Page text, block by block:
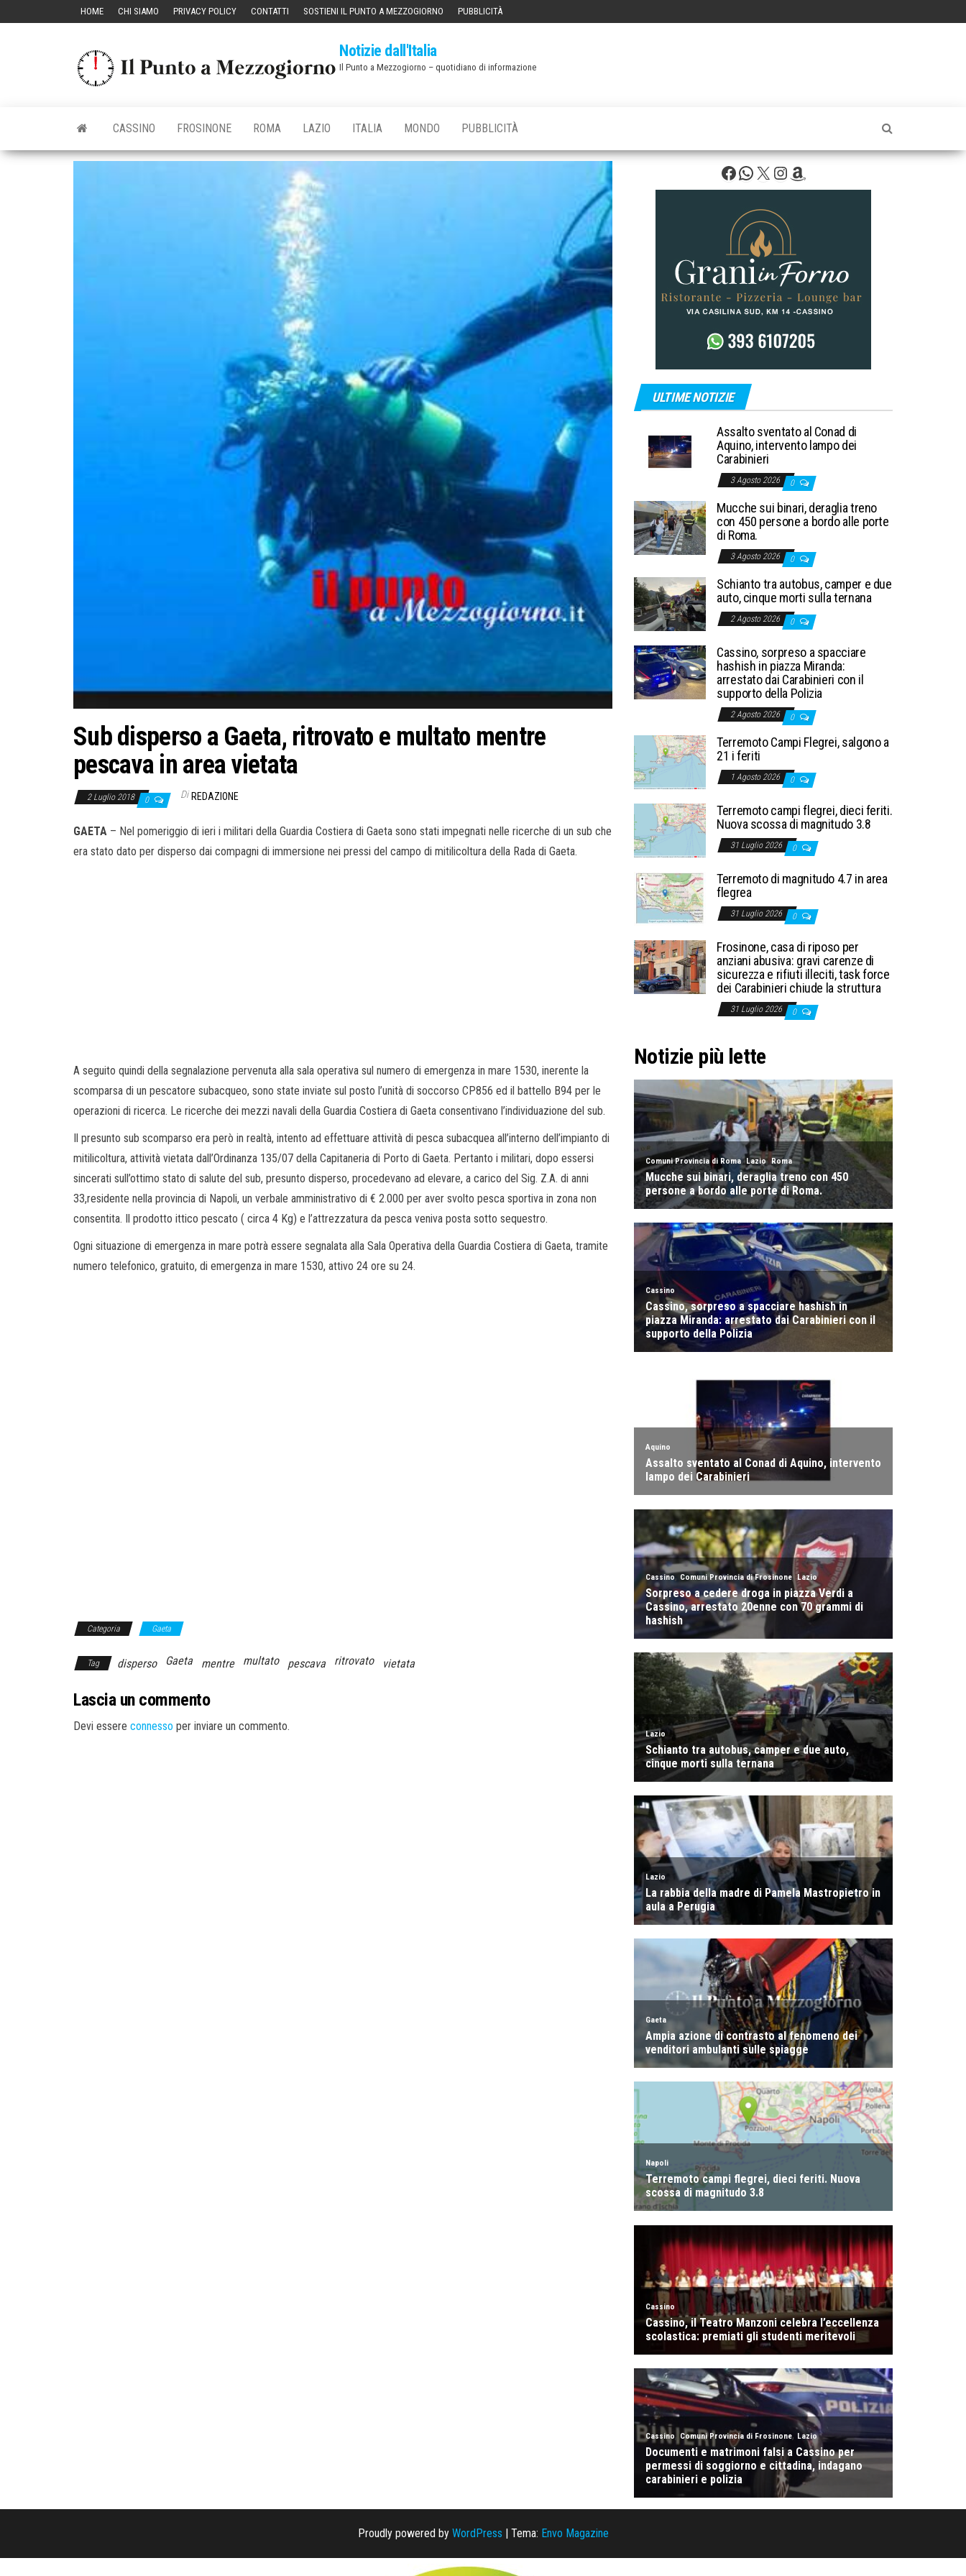
HOME CHI SIAMO PRIVACY POLICY CONTATTI SOSTIENI IL PUNTO A MEZZOGIORNO PUBBLICITÀ
Notizie dall'Italia
Il Punto a Mezzogiorno – quotidiano di informazione
CASSINO FROSINONE ROMA LAZIO ITALIA MONDO PUBBLICITÀ
Sub disperso a Gaeta, ritrovato e multato mentre
pescava in area vietata
2 Luglio 2018 0 Di REDAZIONE
GAETA – Nel pomeriggio di ieri i militari della Guardia Costiera di Gaeta sono stati impegnati nelle ricerche di un sub che
era stato dato per disperso dai compagni di immersione nei pressi del campo di mitilicoltura della Rada di Gaeta.
A seguito quindi della segnalazione pervenuta alla sala operativa sul numero di emergenza in mare 1530, inerente la
scomparsa di un pescatore subacqueo, sono state inviate sul posto l’unità di soccorso CP856 ed il battello B94 per le
operazioni di ricerca. Le ricerche dei mezzi navali della Guardia Costiera di Gaeta consentivano l’individuazione del sub.
Il presunto sub scomparso era però in realtà, intento ad effettuare attività di pesca subacquea all’interno dell’impianto di
mitilicoltura, attività vietata dall’Ordinanza 135/07 della Capitaneria di Porto di Gaeta. Pertanto i militari, dopo essersi
sincerati sull’ottimo stato di salute del sub, presunto disperso, procedevano ad elevare, a carico del Sig. Z.A. di anni
33,residente nella provincia di Napoli, un verbale amministrativo di € 2.000 per aver svolto pesca sportiva in zona non
consentita. Il prodotto ittico pescato ( circa 4 Kg) e l’attrezzatura da pesca veniva posta sotto sequestro.
Ogni situazione di emergenza in mare potrà essere segnalata alla Sala Operativa della Guardia Costiera di Gaeta, tramite
numero telefonico, gratuito, di emergenza in mare 1530, attivo 24 ore su 24.
Categoria Gaeta
Tag disperso Gaeta mentre multato pescava ritrovato vietata
Lascia un commento
Devi essere connesso per inviare un commento.
Facebook
WhatsApp
X Instagram
Amazon
ULTIME NOTIZIE
Assalto sventato al Conad di
Aquino, intervento lampo dei
Carabinieri
3 Agosto 2026 0
Mucche sui binari, deraglia treno
con 450 persone a bordo alle porte
di Roma.
3 Agosto 2026 0
Schianto tra autobus, camper e due
auto, cinque morti sulla ternana
2 Agosto 2026 0
Cassino, sorpreso a spacciare
hashish in piazza Miranda:
arrestato dai Carabinieri con il
supporto della Polizia
2 Agosto 2026 0
Terremoto Campi Flegrei, salgono a
21 i feriti
1 Agosto 2026 0
Terremoto campi flegrei, dieci feriti.
Nuova scossa di magnitudo 3.8
31 Luglio 2026 0
Terremoto di magnitudo 4.7 in area
flegrea
31 Luglio 2026 0
Frosinone, casa di riposo per
anziani abusiva: gravi carenze di
sicurezza e rifiuti illeciti, task force
dei Carabinieri chiude la struttura
31 Luglio 2026 0
Notizie più lette
Proudly powered by WordPress | Tema: Envo Magazine